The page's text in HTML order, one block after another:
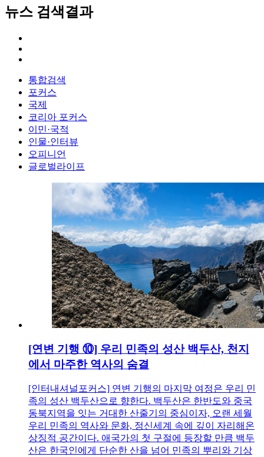
뉴스 검색결과
통합검색
포커스
국제
코리아 포커스
이민·국적
인물·인터뷰
오피니언
글로벌라이프
[연변 기행 ⑩] 우리 민족의 성산 백두산, 천지
에서 마주한 역사의 숨결
[인터내셔널포커스] 연변 기행의 마지막 여정은 우리 민
족의 성산 백두산으로 향한다. 백두산은 한반도와 중국
동북지역을 잇는 거대한 산줄기의 중심이자, 오랜 세월
우리 민족의 역사와 문화, 정신세계 속에 깊이 자리해온
상징적 공간이다. 애국가의 첫 구절에 등장할 만큼 백두
산은 한국인에게 단순한 산을 넘어 민족의 뿌리와 기상